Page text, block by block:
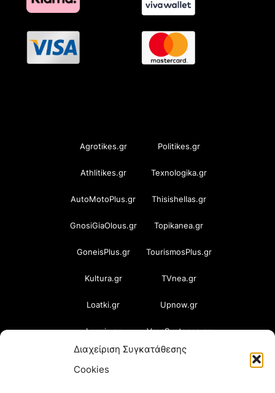
Διαχείριση Συγκατάθεσης
Cookies
Agrotikes.gr Politikes.gr
Athlitikes.gr Texnologika.gr
AutoMotoPlus.gr Thisishellas.gr
GnosiGiaOlous.gr Topikanea.gr
GoneisPlus.gr TourismosPlus.gr
Kultura.gr TVnea.gr
Loatki.gr Upnow.gr
Loveis.gr VresSyntages.gr
ModernaGynaika.gr Xristianika.gr